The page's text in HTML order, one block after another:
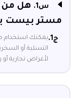
س1.
هل من
مستر بيست
ج1.
يمكنك استخدام
التسلية أو
لأغراض تجارية